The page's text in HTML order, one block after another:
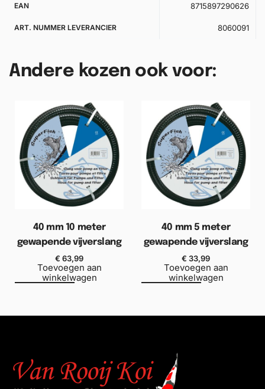
EAN 8715897290626
ART. NUMMER LEVERANCIER 8060091
Andere kozen ook voor:
40 mm 10 meter
gewapende vijverslang
€ 63,99
Toevoegen aan
winkelwagen
40 mm 5 meter
gewapende vijverslang
€ 33,99
Toevoegen aan
winkelwagen